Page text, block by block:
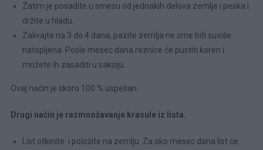
Zatim je posadite u smesu od jednakih delova zemlje i peska i
držite u hladu.
Zalivajte na 3 do 4 dana, pazite zemlja ne sme biti suviše
natopljena. Posle mesec dana reznice će pustiti koren i
možete ih zasaditi u saksiju.
Ovaj način je skoro 100 % uspešan.
Drugi način je razmnožavanje krasule iz lista.
List otkinite i položite na zemlju. Za oko mesec dana list će